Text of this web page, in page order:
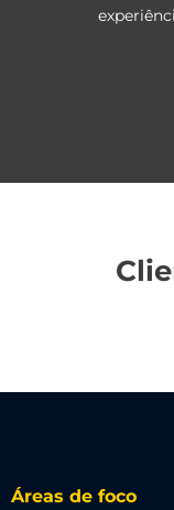
Áreas de foco